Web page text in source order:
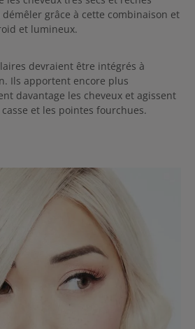
grâce à cette combinaison et
et lumineux.
devraient être intégrés à
Ils apportent encore plus
davantage les cheveux et agissent
et les pointes fourchues.